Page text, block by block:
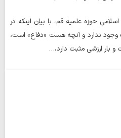
حوزه علمیه قم، با بیان اینکه در
ندارد و آنچه هست «دفاع» است،
بار ارزشی مثبت دارد،…